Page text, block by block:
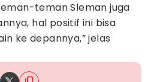
teman Sleman juga
hal positif ini bisa
ke depannya,” jelas